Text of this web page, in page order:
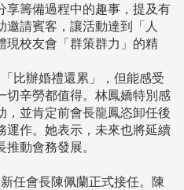
享籌備過程中的趣事，提及有
邀請賓客，讓活動達到「人
現校友會「群策群力」的精
比辦婚禮還累」，但能感受
切辛勞都值得。林鳳嬌特別感
，並肯定前會長龍鳳恣卸任後
運作。她表示，未來也將延續
動會務發展。
任會長陳佩蘭正式接任。陳